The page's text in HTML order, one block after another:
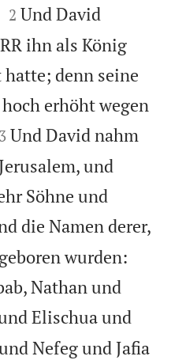


2 Und David
ihn als König
denn seine
erhöht wegen


3 Und David nahm
und
Söhne und
die Namen derer,
wurden:
Nathan und
Elischua und
Nefeg und Jafia